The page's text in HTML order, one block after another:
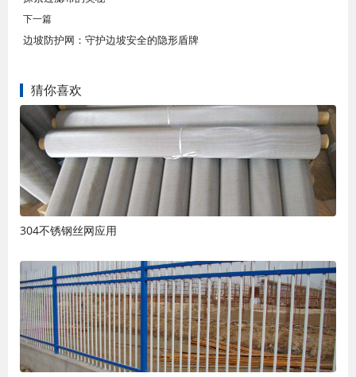
下一篇
边坡防护网：守护边坡安全的隐形盾牌
猜你喜欢
304不锈钢丝网应用